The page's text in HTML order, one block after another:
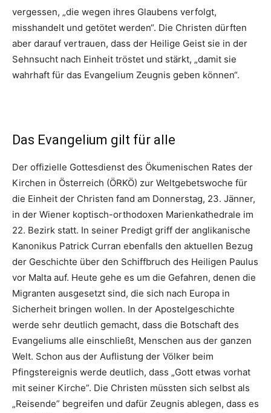
vergessen, „die wegen ihres Glaubens verfolgt,
misshandelt und getötet werden“. Die Christen dürften
aber darauf vertrauen, dass der Heilige Geist sie in der
Sehnsucht nach Einheit tröstet und stärkt, „damit sie
wahrhaft für das Evangelium Zeugnis geben können“.
Das Evangelium gilt für alle
Der offizielle Gottesdienst des Ökumenischen Rates der
Kirchen in Österreich (ÖRKÖ) zur Weltgebetswoche für
die Einheit der Christen fand am Donnerstag, 23. Jänner,
in der Wiener koptisch-orthodoxen Marienkathedrale im
22. Bezirk statt. In seiner Predigt griff der anglikanische
Kanonikus Patrick Curran ebenfalls den aktuellen Bezug
der Geschichte über den Schiffbruch des Heiligen Paulus
vor Malta auf. Heute gehe es um die Gefahren, denen die
Migranten ausgesetzt sind, die sich nach Europa in
Sicherheit bringen wollen. In der Apostelgeschichte
werde sehr deutlich gemacht, dass die Botschaft des
Evangeliums alle einschließt, Menschen aus der ganzen
Welt. Schon aus der Auflistung der Völker beim
Pfingstereignis werde deutlich, dass „Gott etwas vorhat
mit seiner Kirche”. Die Christen müssten sich selbst als
„Reisende” begreifen und dafür Zeugnis ablegen, dass es